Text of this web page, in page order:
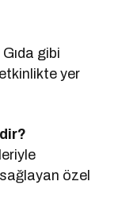
gibi
yer
özel